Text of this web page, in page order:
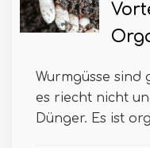
Wurmgüsse sind
es riecht nicht
Dünger. Es ist